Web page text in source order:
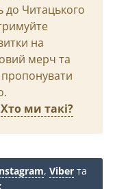
до Читацького
на
мерч та
пропонувати
Хто ми такі?
, Viber та